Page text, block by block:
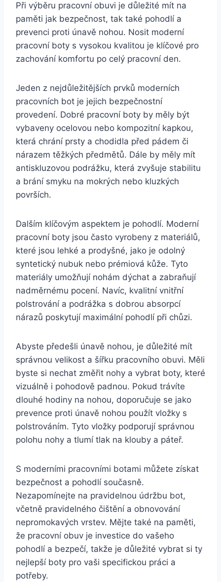
Při výběru pracovní obuvi⁣ je důležité mít na
‌paměti jak bezpečnost, tak také ‌pohodlí a
prevenci ‍proti únavě nohou. Nosit moderní
pracovní ​boty s ‌vysokou kvalitou je klíčové pro
zachování komfortu ‌po⁣ celý pracovní den.
Jeden‌ z⁤ nejdůležitějších prvků moderních
pracovních‌ bot ​je‍ jejich bezpečnostní
provedení. Dobré pracovní boty by měly‍ být
vybaveny ​ocelovou nebo⁤ kompozitní kapkou,
která chrání prsty a⁣ chodidla před pádem či
nárazem těžkých předmětů. Dále by měly mít
antiskluzovou podrážku, ⁣která zvyšuje ⁢stabilitu
a brání smyku na mokrých nebo kluzkých​
površích.
Dalším klíčovým aspektem je pohodlí. Moderní
pracovní‍ boty​ jsou často vyrobeny ⁣z materiálů,⁤
které ‍jsou‌ lehké a ​prodyšné, ⁢jako je odolný⁢
syntetický ‌nubuk nebo prémiová kůže. Tyto
materiály ⁣umožňují nohám ​dýchat a zabraňují
nadměrnému pocení. Navíc, kvalitní vnitřní⁤
polstrování a podrážka‌ s dobrou ‍absorpcí​
nárazů poskytují maximální pohodlí při chůzi.
Abyste ⁣předešli únavě nohou, je důležité⁣ mít ​
správnou velikost‍ a šířku pracovního obuvi.​ Měli
⁣byste si‌ nechat změřit nohy a vybrat boty, které⁤
vizuálně i pohodově ⁣padnou. Pokud ​trávíte⁢
dlouhé hodiny na ‌nohou, doporučuje se jako
prevence proti ‍únavě nohou ​použít vložky s​
polstrováním. Tyto vložky podporují ​správnou
polohu nohy a tlumí tlak na klouby a páteř.
S⁢ moderními​ pracovními botami můžete získat
bezpečnost a pohodlí současně.‌
Nezapomínejte ‍na pravidelnou údržbu bot,
včetně pravidelného čištění⁢ a obnovování
nepromokavých vrstev. Mějte‌ také ​na paměti,
že pracovní obuv je investice do vašeho
pohodlí a bezpečí, takže je důležité vybrat si ty
nejlepší boty pro vaši ⁤specifickou práci a
potřeby.